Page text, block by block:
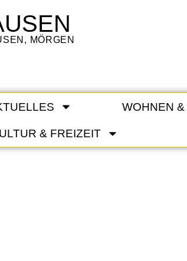
MÖRGEN
WOHNEN
& FREIZEIT